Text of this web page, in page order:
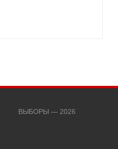
ВЫБОРЫ — 2026